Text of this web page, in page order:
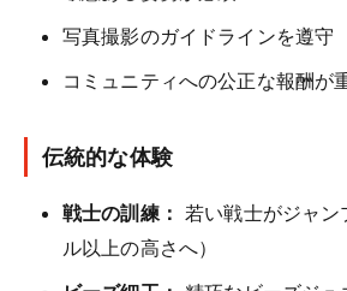
写真撮影のガイドラインを遵守
コミュニティへの公正な報酬が
伝統的な体験
戦士の訓練： 若い戦士がジャン
ル以上の高さへ）